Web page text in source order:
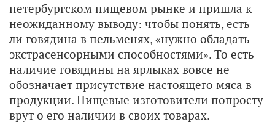
петербургском пищевом рынке и пришла к
неожиданному выводу: чтобы понять, есть
ли говядина в пельменях, «нужно обладать
экстрасенсорными способностями». То есть
наличие говядины на ярлыках вовсе не
обозначает присутствие настоящего мяса в
продукции. Пищевые изготовители попросту
врут о его наличии в своих товарах.